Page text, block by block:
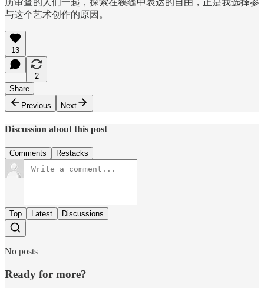
与这个艺术创作的原因。
13
2
Share
Previous
Next
Discussion about this post
Comments Restacks
Top Latest Discussions
No posts
Ready for more?